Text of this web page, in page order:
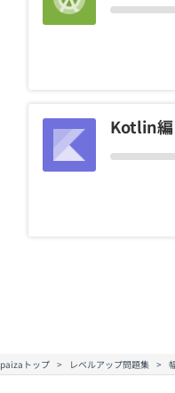
Kotlin編
paizaトップ レベルアップ問題集